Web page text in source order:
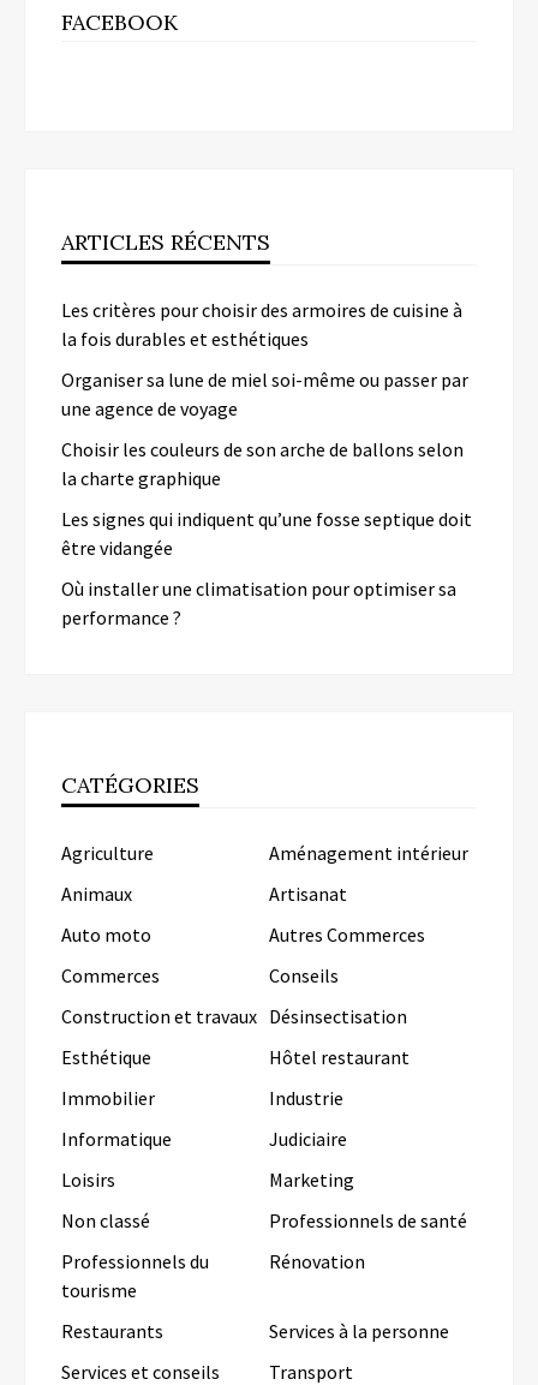
FACEBOOK
ARTICLES RÉCENTS
Les critères pour choisir des armoires de cuisine à
la fois durables et esthétiques
Organiser sa lune de miel soi-même ou passer par
une agence de voyage
Choisir les couleurs de son arche de ballons selon
la charte graphique
Les signes qui indiquent qu’une fosse septique doit
être vidangée
Où installer une climatisation pour optimiser sa
performance ?
CATÉGORIES
Agriculture
Aménagement intérieur
Animaux
Artisanat
Auto moto
Autres Commerces
Commerces
Conseils
Construction et travaux Désinsectisation
Esthétique
Hôtel restaurant
Immobilier
Industrie
Informatique
Judiciaire
Loisirs
Marketing
Non classé
Professionnels de santé
Professionnels du
tourisme
Rénovation
Restaurants
Services à la personne
Services et conseils
Transport